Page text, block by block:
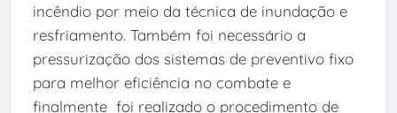
incêndio por meio da técnica de inundação e
resfriamento. Também foi necessário a
pressurização dos sistemas de preventivo fixo
para melhor eficiência no combate e
finalmente foi realizado o procedimento de